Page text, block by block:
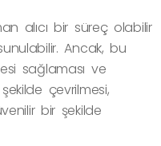
alıcı bir süreç olabilir
Ancak, bu
sağlaması ve
çevrilmesi,
bir şekilde